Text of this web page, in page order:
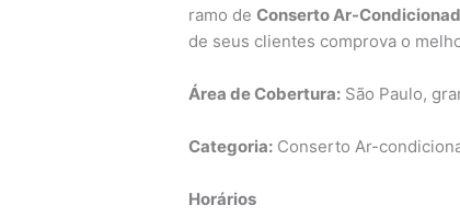
ramo deConserto Ar-
de seus clientes comprova o
Área de Cobertura: São Paulo,
Categoria: Conserto Ar-
Horários